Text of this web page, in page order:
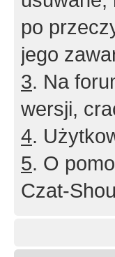
po
jego
3. Na
wersji,
4.
5. O
Czat-